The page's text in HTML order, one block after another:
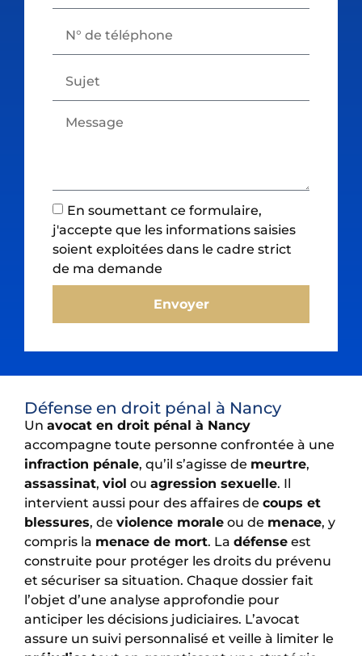
En soumettant ce formulaire,
j'accepte que les informations saisies
soient exploitées dans le cadre strict
de ma demande
Envoyer
Défense en droit pénal à Nancy
Un avocat en droit pénal à Nancy
accompagne toute personne confrontée à une
infraction pénale, qu’il s’agisse de meurtre,
assassinat, viol ou agression sexuelle. Il
intervient aussi pour des affaires de coups et
blessures, de violence morale ou de menace, y
compris la menace de mort. La défense est
construite pour protéger les droits du prévenu
et sécuriser sa situation. Chaque dossier fait
l’objet d’une analyse approfondie pour
anticiper les décisions judiciaires. L’avocat
assure un suivi personnalisé et veille à limiter le